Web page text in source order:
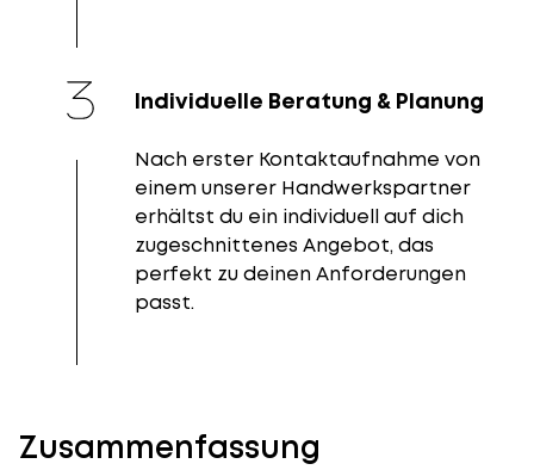
Individuelle Beratung & Planung
Nach erster Kontaktaufnahme von
einem unserer Handwerkspartner
erhältst du ein individuell auf dich
zugeschnittenes Angebot, das
perfekt zu deinen Anforderungen
passt.
Zusammenfassung